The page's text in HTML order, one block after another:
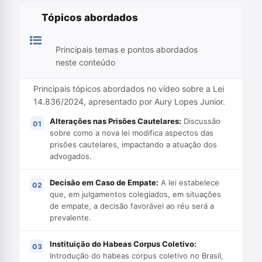
Tópicos abordados
Principais temas e pontos abordados
neste conteúdo
Principais tópicos abordados no vídeo sobre a Lei
14.836/2024, apresentado por Aury Lopes Junior.
Alterações nas Prisões Cautelares: Discussão
sobre como a nova lei modifica aspectos das
prisões cautelares, impactando a atuação dos
advogados.
Decisão em Caso de Empate: A lei estabelece
que, em julgamentos colegiados, em situações
de empate, a decisão favorável ao réu será a
prevalente.
Instituição do Habeas Corpus Coletivo:
Introdução do habeas corpus coletivo no Brasil,